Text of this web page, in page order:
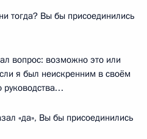
тогда? Вы бы присоединились
вопрос: возможно это или
я был неискренним в своём
«да», Вы бы присоединились